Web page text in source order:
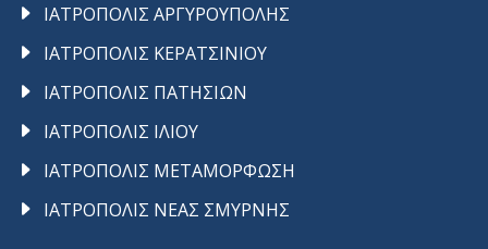
ΙΑΤΡΟΠΟΛΙΣ ΑΡΓΥΡΟΥΠΟΛΗΣ
ΙΑΤΡΟΠΟΛΙΣ ΚΕΡΑΤΣΙΝΙΟΥ
ΙΑΤΡΟΠΟΛΙΣ ΠΑΤΗΣΙΩΝ
ΙΑΤΡΟΠΟΛΙΣ ΙΛΙΟΥ
ΙΑΤΡΟΠΟΛΙΣ ΜΕΤΑΜΟΡΦΩΣΗ
ΙΑΤΡΟΠΟΛΙΣ ΝΕΑΣ ΣΜΥΡΝΗΣ